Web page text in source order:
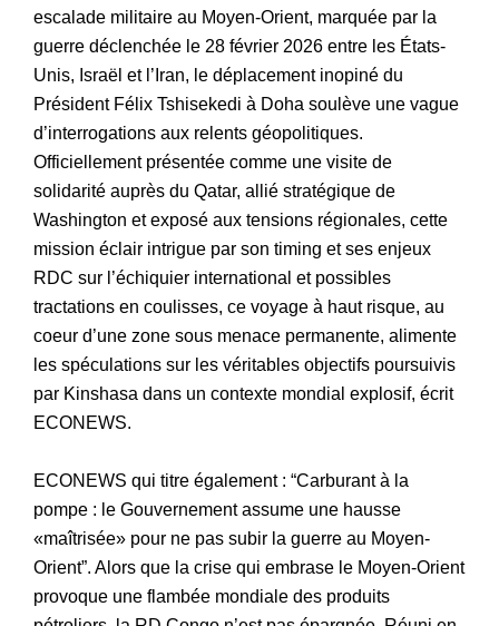
escalade militaire au Moyen-Orient, marquée par la
guerre déclenchée le 28 février 2026 entre les États-
Unis, Israël et l’Iran, le déplacement inopiné du
Président Félix Tshisekedi à Doha soulève une vague
d’interrogations aux relents géopolitiques.
Officiellement présentée comme une visite de
solidarité auprès du Qatar, allié stratégique de
Washington et exposé aux tensions régionales, cette
mission éclair intrigue par son timing et ses enjeux
RDC sur l’échiquier international et possibles
tractations en coulisses, ce voyage à haut risque, au
coeur d’une zone sous menace permanente, alimente
les spéculations sur les véritables objectifs poursuivis
par Kinshasa dans un contexte mondial explosif, écrit
ECONEWS.
ECONEWS qui titre également : “Carburant à la
pompe : le Gouvernement assume une hausse
«maîtrisée» pour ne pas subir la guerre au Moyen-
Orient”. Alors que la crise qui embrase le Moyen-Orient
provoque une flambée mondiale des produits